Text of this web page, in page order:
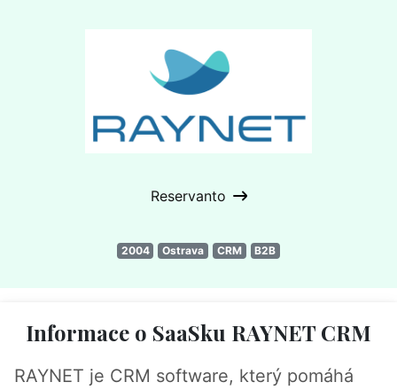
Reservanto
2004 Ostrava CRM B2B
Informace o SaaSku RAYNET CRM
RAYNET je CRM software, který pomáhá